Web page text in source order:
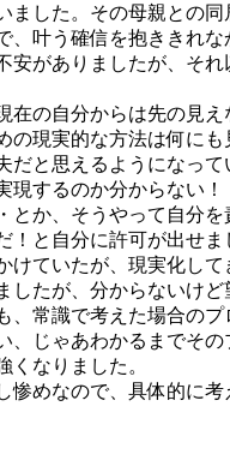
した。その母親との
、叶う確信を抱ききれ
安がありましたが、そ
在の自分からは先の見
の現実的な方法は何に
と思えるようになって
現するのか分からない
とか、そうやって自分
と自分に許可が出せ
けていたが、現実化し
したが、分からないけ
、常識で考えた場合の
、じゃあわかるまでそ
くなりました。
惨めなので、具体的に